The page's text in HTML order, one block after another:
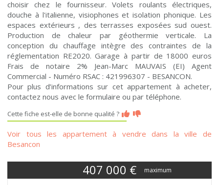
choisir chez le fournisseur. Volets roulants électriques,
douche à l'italienne, visiophones et isolation phonique. Les
espaces extérieurs , des terrasses exposées sud ouest.
Production de chaleur par géothermie verticale. La
conception du chauffage intègre des contraintes de la
réglementation RE2020. Garage à partir de 18000 euros
Frais de notaire 2% Jean-Marc MAUVAIS (EI) Agent
Commercial - Numéro RSAC : 421996307 - BESANCON.
Pour plus d’informations sur cet appartement à acheter,
contactez nous avec le formulaire ou par téléphone.
Cette fiche est-elle de bonne qualité ?
Voir tous les appartement à vendre dans la ville de
Besancon
407 000 € maximum